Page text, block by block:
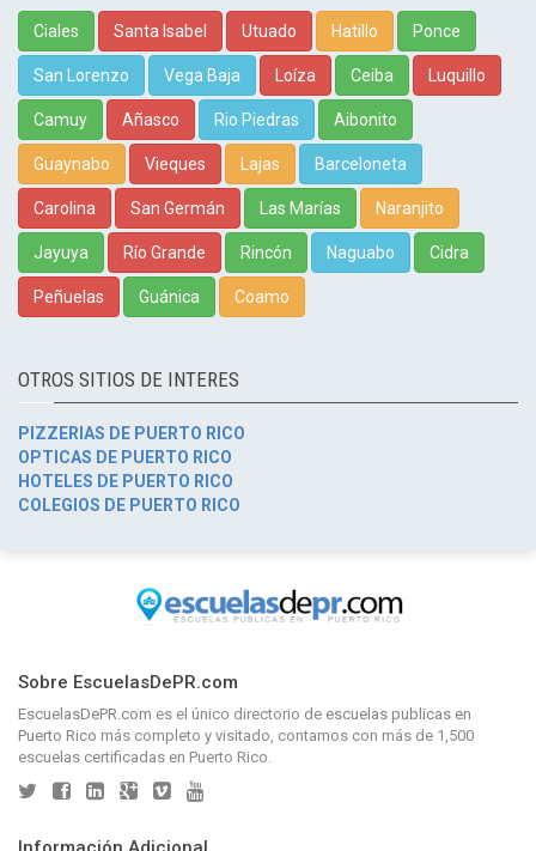
Ciales Santa Isabel Utuado Hatillo Ponce
San Lorenzo Vega Baja Loíza Ceiba Luquillo
Camuy Añasco Rio Piedras Aibonito
Guaynabo Vieques Lajas Barceloneta
Carolina San Germán Las Marías Naranjito
Jayuya Río Grande Rincón Naguabo Cidra
Peñuelas Guánica Coamo
OTROS SITIOS DE INTERES
PIZZERIAS DE PUERTO RICO
OPTICAS DE PUERTO RICO
HOTELES DE PUERTO RICO
COLEGIOS DE PUERTO RICO
Sobre EscuelasDePR.com
EscuelasDePR.com es el único directorio de escuelas publicas en
Puerto Rico más completo y visitado, contamos con más de 1,500
escuelas certificadas en Puerto Rico.